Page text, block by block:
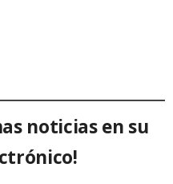
noticias en su